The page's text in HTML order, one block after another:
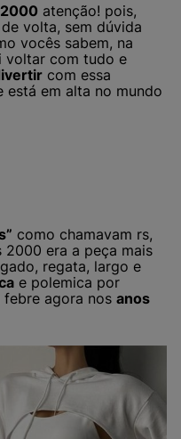
atenção! pois,
volta, sem dúvida
vocês sabem, na
voltar com tudo e
com essa
está em alta no mundo
como chamavam rs,
2000 era a peça mais
regata, largo e
e polemica por
agora nos anos